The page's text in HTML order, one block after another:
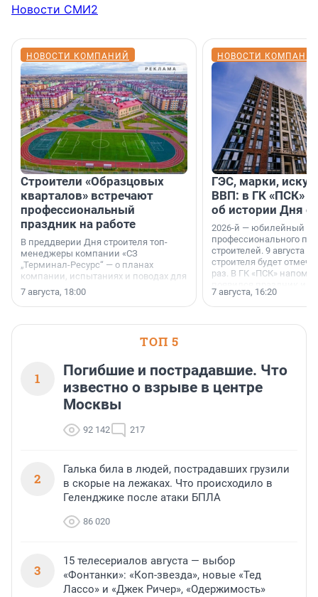
Новости СМИ2
НОВОСТИ КОМПАНИЙ
Строители «Образцовых
кварталов» встречают
профессиональный
праздник на работе
В преддверии Дня строителя топ-
менеджеры компании «СЗ
„Терминал-Ресурс“ — о планах
компании, испытаниях и поводах для
осторожного оптимизма.
7 августа, 18:00
НОВОСТИ
ГЭС, марки,
ВВП: в ГК «ПСК»
об истории Дня
2026-й — юбилейный
профессионального
строителей. 9 августа
строителя будет
раз. В ГК «ПСК»
поменялась роль
7 августа, 16:20
ТОП 5
1
Погибшие и пострадавшие. Что
известно о взрыве в центре
Москвы
92 142 217
2
Галька била в людей, пострадавших грузили
в скорые на лежаках. Что происходило в
Геленджике после атаки БПЛА
86 020
3
15 телесериалов августа — выбор
«Фонтанки»: «Коп-звезда», новые «Тед
Лассо» и «Джек Ричер», «Одержимость»